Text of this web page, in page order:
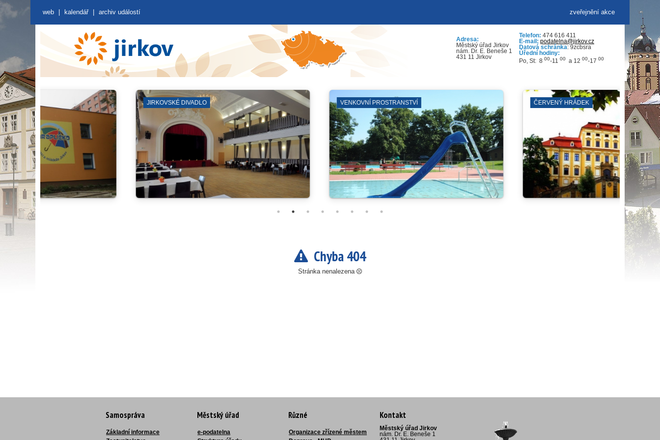
zveřejnění akce
web kalendář archiv událostí
Adresa:
Městský úřad Jirkov
nám. Dr. E. Beneše 1
431 11 Jirkov
Telefon: 474 616 411
E-mail: podatelna@jirkov.cz
Datová schránka: 9zcbsra
Úřední hodiny:
Po, St: 8 00-11 00 a 12 00-17 00
PROSTRANSTVÍ ČERVENÝ HRÁDEK KOSTEL SV. JILJÍ GALERIE
Chyba 404
Stránka nenalezena
Samospráva
Základní informace
Městský úřad
e-podatelna
Různé
Organizace zřízené městem
Kontakt
Městský úřad Jirkov
nám. Dr. E. Beneše 1